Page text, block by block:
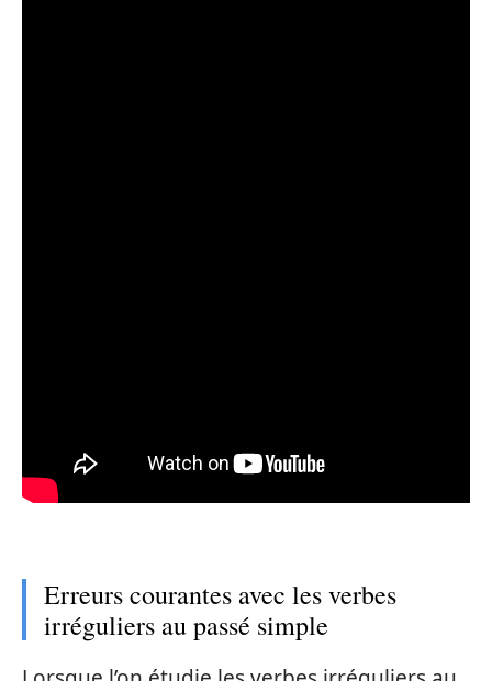
Erreurs courantes avec les verbes
irréguliers au passé simple